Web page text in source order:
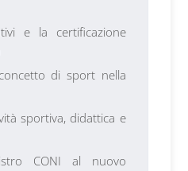
e la certificazione
di sport nella
sportiva, didattica e
CONI al nuovo